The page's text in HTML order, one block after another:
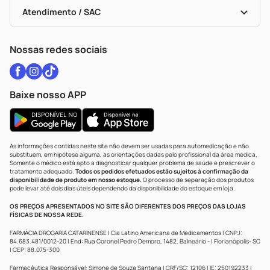
Políticas De Marketplace
Vacinas
Portal Da Privacidade
Atendimento / SAC
WhatsApp (47) 9202-1687
Nossas redes sociais
Baixe nosso APP
As informações contidas neste site não devem ser usadas para automedicação e não
substituem, em hipótese alguma, as orientações dadas pelo profissional da área médica.
Somente o médico está apto a diagnosticar qualquer problema de saúde e prescrever o
tratamento adequado. Todos os pedidos efetuados estão sujeitos à confirmação da
disponibilidade de produto em nosso estoque.O processo de separação dos produtos
pode levar até dois dias úteis dependendo da disponibilidade do estoque em loja.
OS PREÇOS APRESENTADOS NO SITE SÃO DIFERENTES DOS PREÇOS DAS LOJAS
FÍSICAS DE NOSSA REDE.
FARMÁCIA DROGARIA CATARINENSE | Cia Latino Americana de Medicamentos | CNPJ:
84.683.481/0012-20 | End: Rua Coronel Pedro Demoro, 1482, Balneário - | Florianópolis- SC
| CEP: 88.075-300
Farmacêutica Responsável: Simone de Souza Santana | CRF/SC: 12106 | IE: 250192233 |